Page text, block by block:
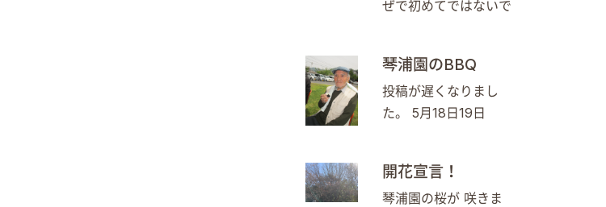
ぜで初めてではないで
琴浦園のBBQ
投稿が遅くなりまし
た。 5月18日19日
開花宣言！
琴浦園の桜が 咲きま